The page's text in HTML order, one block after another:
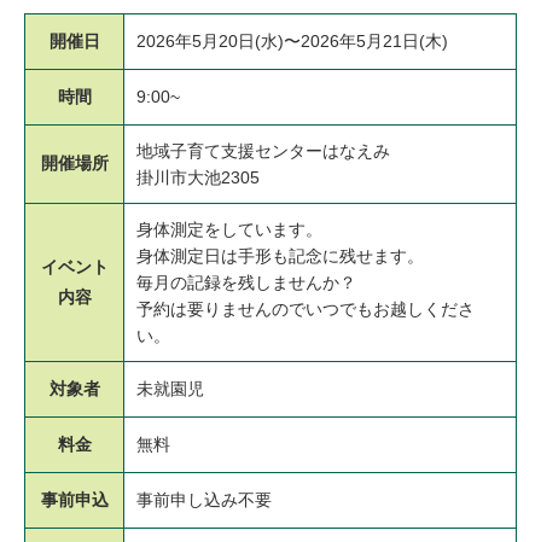
開催日 2026年5月20日(水)〜2026年5月21日(木)
時間 9:00~
開催場所
地域子育て支援センターはなえみ
掛川市大池2305
イベント
内容
身体測定をしています。
身体測定日は手形も記念に残せます。
毎月の記録を残しませんか？
予約は要りませんのでいつでもお越しくださ
い。
対象者 未就園児
料金 無料
事前申込 事前申し込み不要